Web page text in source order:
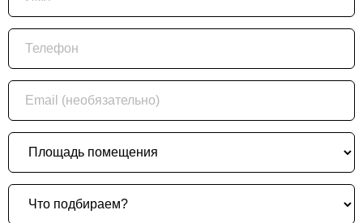
Телефон
Email (необязательно)
Площадь помещения
Что подбираем?